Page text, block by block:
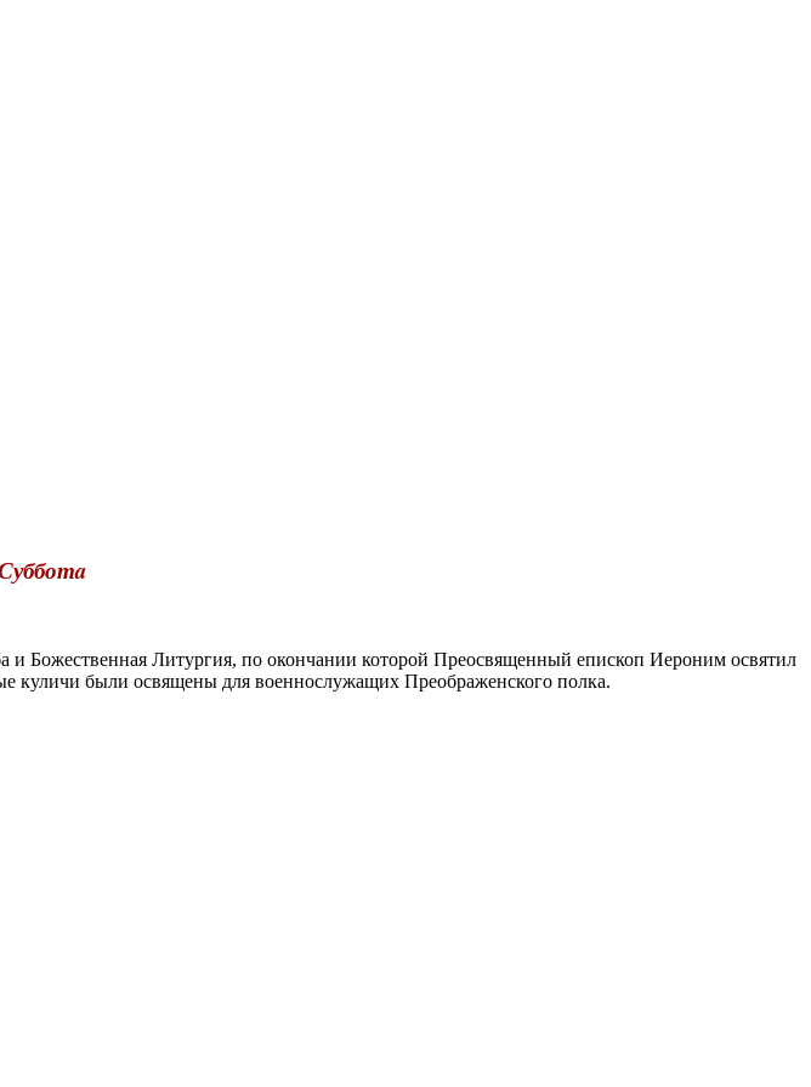
Божественная Литургия, по окончании которой Преосвященный епископ Иероним освятил
куличи были освящены для военнослужащих Преображенского полка.